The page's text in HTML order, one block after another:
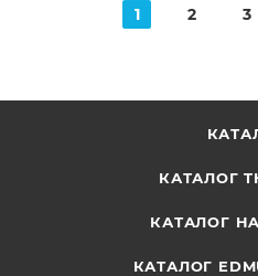
1 2 3
КАТАЛОГ
КАТАЛОГ
КАТАЛОГ